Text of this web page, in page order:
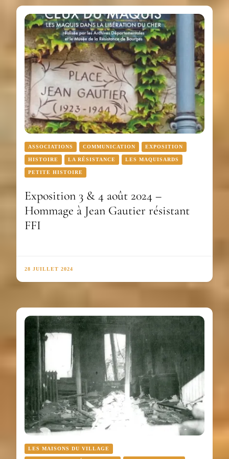
ASSOCIATIONS COMMUNICATION EXPOSITION
HISTOIRE LA RÉSISTANCE LES MAQUISARDS
PETITE HISTOIRE
Exposition 3 & 4 août 2024 –
Hommage à Jean Gautier résistant
FFI
28 JUILLET 2024
LES MAISONS DU VILLAGE